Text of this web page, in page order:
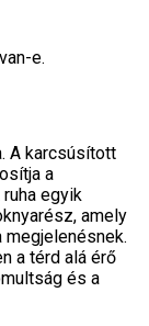
e.
A karcsúsított
a
egyik
amely
a térd alá érő
és a